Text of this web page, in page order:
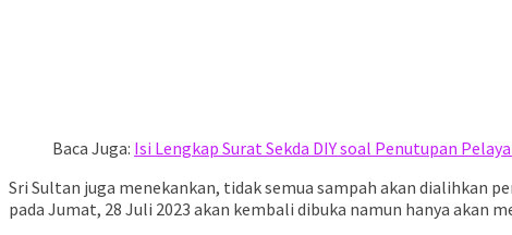
Baca Juga: Isi Lengkap Surat Sekda DIY soal Penutupan
Sri Sultan juga menekankan, tidak semua sampah akan dialihkan
pada Jumat, 28 Juli 2023 akan kembali dibuka namun hanya akan